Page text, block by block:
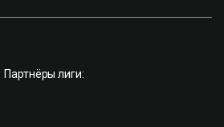
Партнёры лиги: